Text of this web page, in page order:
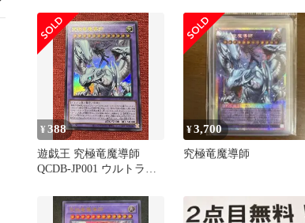
¥388
遊戯王 究極竜魔導師
QCDB-JP001 ウルトラ
¥3,700
究極竜魔導師